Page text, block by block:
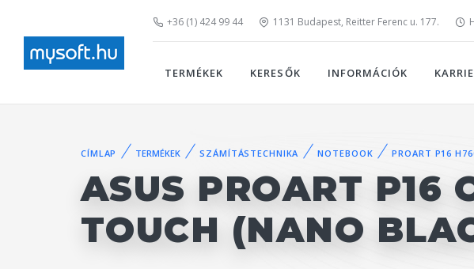
+36 (1) 424 99 44 1131 Budapest, Reitter Ferenc u. 177.
TERMÉKEK KERESŐK INFORMÁCIÓK
CÍMLAP TERMÉKEK SZÁMÍTÁSTECHNIKA NOTEBOOK PROART P16
ASUS PROART P16
TOUCH (NANO